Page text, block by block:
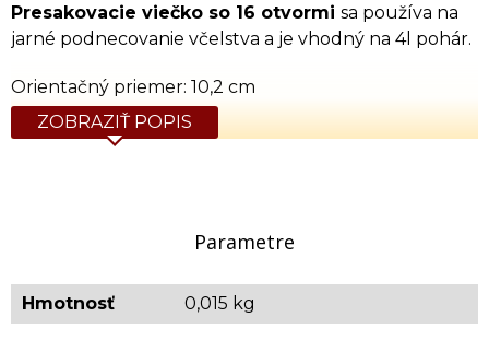
Presakovacie viečko so 16 otvormi sa používa na
jarné podnecovanie včelstva a je vhodný na 4l pohár.
Orientačný priemer: 10,2 cm
ZOBRAZIŤ POPIS
Parametre
Hmotnosť 0,015 kg